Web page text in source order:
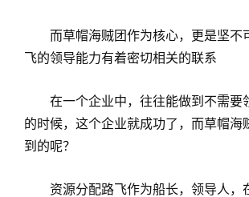
而草帽海贼团作为核心，更是坚不
飞的领导能力有着密切相关的联系
在一个企业中，往往能做到不需要
的时候，这个企业就成功了，而草帽海
到的呢？
资源分配路飞作为船长，领导人，